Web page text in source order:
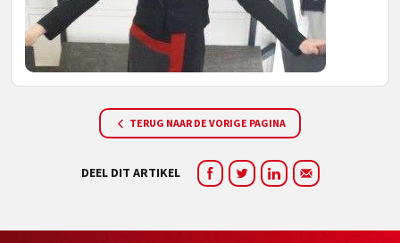
TERUG NAAR DE VORIGE PAGINA
DEEL DIT ARTIKEL